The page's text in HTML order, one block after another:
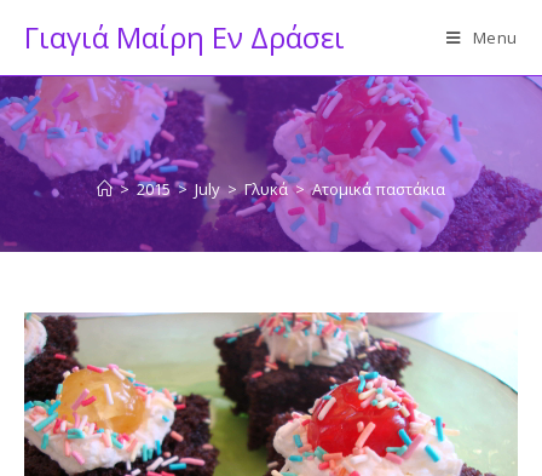
content
Γιαγιά Μαίρη Εν Δράσει Menu
> 2015 > July > Γλυκά > Ατομικά παστάκια